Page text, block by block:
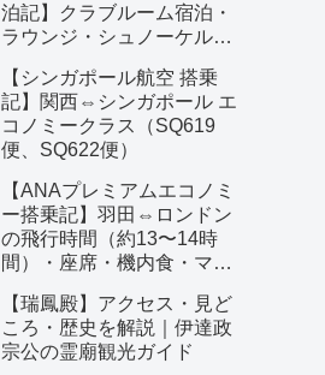
泊記】クラブルーム宿泊・
ラウンジ・シュノーケル・
喫！
【シンガポール航空 搭乗
記】関西⇔シンガポール エ
コノミークラス（SQ619
便、SQ622便）
【ANAプレミアムエコノミ
ー搭乗記】羽田⇔ロンドン
の飛行時間（約13〜14時
間）・座席・機内食・マイ
【瑞鳳殿】アクセス・見ど
ころ・歴史を解説｜伊達政
宗公の霊廟観光ガイド